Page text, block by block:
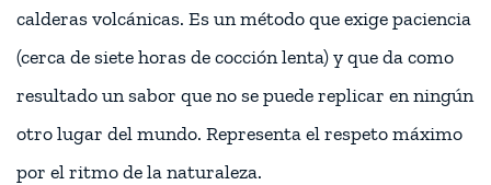
calderas volcánicas. Es un método que exige paciencia
(cerca de siete horas de cocción lenta) y que da como
resultado un sabor que no se puede replicar en ningún
otro lugar del mundo. Representa el respeto máximo
por el ritmo de la naturaleza.